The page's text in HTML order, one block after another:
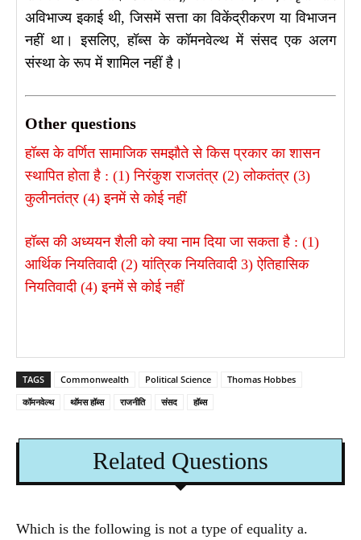
अविभाज्य इकाई थी, जिसमें सत्ता का विकेंद्रीकरण या विभाजन
नहीं था। इसलिए, हॉब्स के कॉमनवेल्थ में संसद एक अलग
संस्था के रूप में शामिल नहीं है।
Other questions
हॉब्स के वर्णित सामाजिक समझौते से किस प्रकार का शासन
स्थापित होता है : (1) निरंकुश राजतंत्र (2) लोकतंत्र (3)
कुलीनतंत्र (4) इनमें से कोई नहीं
हॉब्स की अध्ययन शैली को क्या नाम दिया जा सकता है : (1)
आर्थिक नियतिवादी (2) यांत्रिक नियतिवादी 3) ऐतिहासिक
नियतिवादी (4) इनमें से कोई नहीं
TAGS Commonwealth Political Science
Thomas Hobbes
कॉमनवेल्थ
थॉमस हॉब्स राजनीति संसद हॉब्स
Related Questions
Which is the following is not a type of equality a.